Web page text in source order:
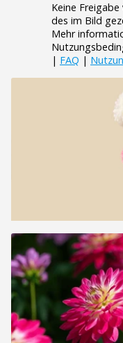
Keine
des im Bild
Mehr
| FAQ |